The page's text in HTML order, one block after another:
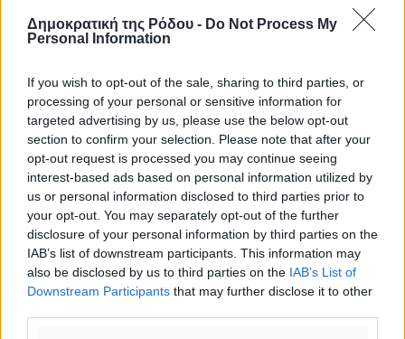
Δημοκρατική της Ρόδου - Do Not Process My
Personal Information
If you wish to opt-out of the sale, sharing to third parties, or
processing of your personal or sensitive information for
targeted advertising by us, please use the below opt-out
section to confirm your selection. Please note that after your
opt-out request is processed you may continue seeing
interest-based ads based on personal information utilized by
us or personal information disclosed to third parties prior to
your opt-out. You may separately opt-out of the further
disclosure of your personal information by third parties on the
IAB’s list of downstream participants. This information may
also be disclosed by us to third parties on the IAB’s List of
Downstream Participants that may further disclose it to other
28°
ΤΕ
ΠΕ